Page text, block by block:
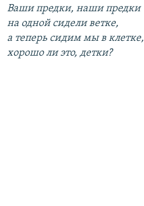
Ваши предки, наши предки
на одной сидели ветке,
а теперь сидим мы в клетке,
хорошо ли это, детки?